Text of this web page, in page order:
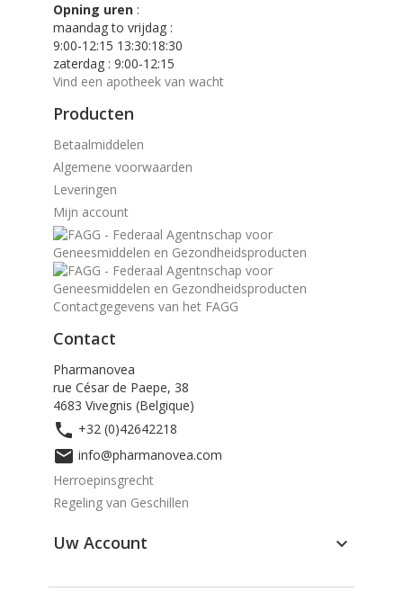
Opning uren :
maandag to vrijdag :
9:00-12:15 13:30:18:30
zaterdag : 9:00-12:15
Vind een apotheek van wacht
Producten
Betaalmiddelen
Algemene voorwaarden
Leveringen
Mijn account
Contactgegevens van het FAGG
Contact
Pharmanovea
rue César de Paepe, 38
4683 Vivegnis (Belgique)
 +32 (0)42642218
 info@pharmanovea.com
Herroepinsgrecht
Regeling van Geschillen
Uw Account 